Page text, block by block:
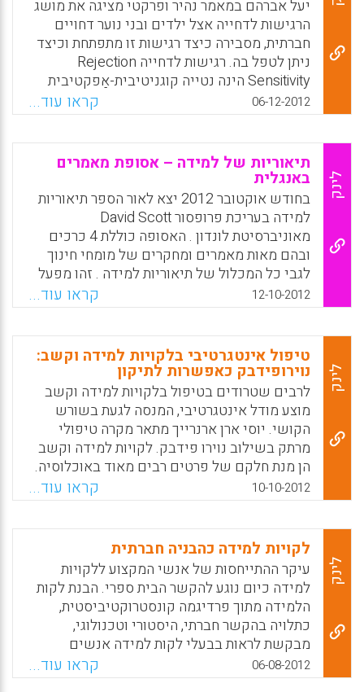
אצל ילדים מתבגרים: של מי הדאגה הזו?" ( דני
שראל) .
WhatsApp
Facebook
Email
X
יעל אברהם במאמר נהיר ופרקטי מציגה את מושג
הרגישות לדחייה אצל ילדים ובני נוער דחויים
חברתית, מסבירה כיצד רגישות זו מתפתחת וכיצד
ניתן לטפל בה. רגישות לדחייה Rejection
Sensitivity הינה נטייה קוגניטיבית-אַפקטיבית
של הפרט לצַפּוֹת בחרדה ובכעס שאחרים יידחו
אותו חברתית, גם כאשר בפועל לא מתרחשת
דחייה. מחקרים רבים מצאו כי ילדים דחויים
חברתית מפגינים רגישות גבוהה לדחייה. מאמר זה
מנסה להבהיר את המושג רגישות לדחייה וכיצד
ניתן לאבחן אותה אצל ילדים ובני נוער. מהן
נסיבות החיים אשר יוצרות אצל הילד רגישות
גבוהה לדחייה וכיצד ניתן לטפל בה. במאמר
משולבות דוגמאות טיפוליות ( יעל אברהם) .
WhatsApp
Facebook
Email
X
06-12-2012 קראו עוד...
לינק
תיאוריות של למידה – אסופת מאמרים
באנגלית
בחודש אוקטובר 2012 יצא לאור הספר תיאוריות
למידה בעריכת פרופסור David Scott
מאוניברסיטת לונדון . האסופה כוללת 4 כרכים
ובהם מאות מאמרים ומחקרים של מומחי חינוך
לגבי כל המכלול של תיאוריות למידה . זהו מפעל
מונומנטלי של הבניית ידע פדגוגי כאשר הכרך
הראשון מוקדש לתיאוריות למידה בתחומי
הפסיכולוגיה , הסוציולוגיה והפילוסופיה. הכרך
השני מציג מודלים של למידה היכולים לשמש
כאושיות פדגוגיות . הכרך השלישי מציג את
הזיקה בין תיאוריות הלמידה ובין תכניות לימודים ,
פדגוגיה והערכה. הכרך הרביעי מוקדש לסוגיות
שונות ומגוונות של יישום תיאוריות הלמידה (
David Scott) .
WhatsApp
Facebook
Email
X
12-10-2012 קראו עוד...
לינק
טיפול אינטגרטיבי בלקויות למידה וקשב:
נוירופידבק כאפשרות לתיקון
לרבים שטרודים בטיפול בלקויות למידה וקשב
מוצע מודל אינטגרטיבי, המנסה לגעת בשורש
הקושי. יוסי ארן ארנרייך מתאר מקרה טיפולי
מרתק בשילוב נוירו פידבק. לקויות למידה וקשב
הן מנת חלקם של פרטים רבים מאוד באוכלוסיה.
ללקויות אלו בסיס נוירולוגי משוער. עם זאת
הטיפולים הנפוצים בתחום זה אינם מתייחסים
לאספקט הנוירולוגי המשוער. במאמר שלהלן
מוצע רציונל לטיפול אינטגרטיבי בלקויות למידה
וקשב המתייחס לכל האספקטים של ההפרעות
הללו. מובאת דוגמא טיפולית הממחישה את
היתרונות של טיפול מסוג זה ( יוסי ארן ארנרייך).
WhatsApp
Facebook
Email
X
10-10-2012 קראו עוד...
לינק
לקויות למידה כהבניה חברתית
עיקר ההתייחסות של אנשי המקצוע ללקויות
למידה כיום נוגע להקשר הבית ספרי. הבנת לקות
הלמידה מתוך פרדיגמה קונסטרוקטיביסטית,
כתלויה בהקשר חברתי, היסטורי וטכנולוגי,
מבקשת לראות בבעלי לקות למידה אנשים
שכישוריהם אינם חופפים אמנם את דרישות
המערכת החינוכית, אולם במערכות אחרות הם
06-08-2012 קראו עוד...